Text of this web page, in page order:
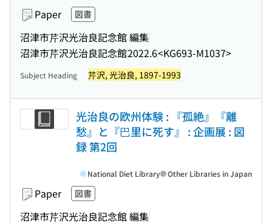
Paper 図書
沼津市芹沢光治良記念館 編集
沼津市芹沢光治良記念館2022.6<KG693-M1037>
Subject Heading 芹沢, 光治良, 1897-1993
光治良の欧州体験 : 『孤絶』『離
愁』と『巴里に死す』 : 企画展 : 図
録 第2回
Paper 図書
沼津市芹沢光治良記念館 編集
National Diet Library Other Libraries in Japan